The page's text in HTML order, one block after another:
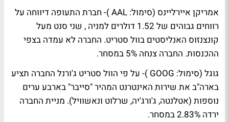
אמריקן איירליינס (סימול: AAL )- חברת התעופה דיווחה על
רווחים גבוהים של 1.52 דולרים למניה , שני סנט מעל
קונצנזוס האנליסטים בוול סטריט. החברה לא עמדה בצפי
ההכנסות. החברה צנחה 5% במסחר.
גוגל (סימול: GOOG )- על פי הוול סטריט ג'ורנל החברה תציע
בארה"ב את שירות האינטרנט המהיר "סייבר" בארבע ערים
נוספות (אטלנטה, ג'ורג'יה, שרלוט ונאשוויל). מניית החברה
ירדה 2.83% במסחר.